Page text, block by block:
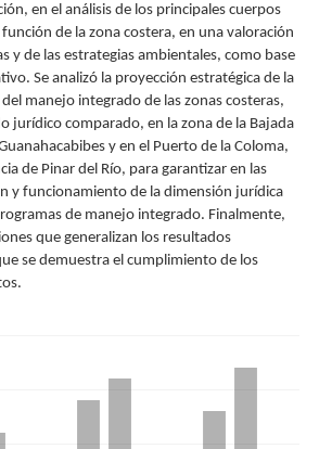
en el análisis de los principales cuerpos
función de la zona costera, en una valoración
y de las estrategias ambientales, como base
Se analizó la proyección estratégica de la
manejo integrado de las zonas costeras,
jurídico comparado, en la zona de la Bajada
y en el Puerto de la Coloma,
de Pinar del Río, para garantizar en las
y funcionamiento de la dimensión jurídica
de manejo integrado. Finalmente,
que generalizan los resultados
se demuestra el cumplimiento de los